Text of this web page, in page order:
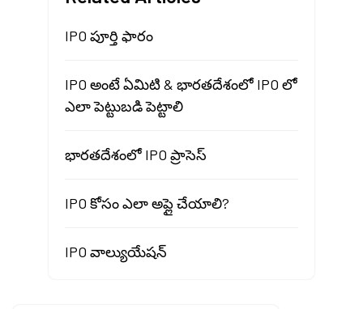
IPO పూర్తి ఫారం
IPO అంటే ఏమిటి & భారతదేశంలో IPO లో
ఎలా పెట్టుబడి పెట్టాలి
భారతదేశంలో IPO ప్రాసెస్
IPO కోసం ఎలా అప్లై చేయాలి?
IPO వాల్యుయేషన్